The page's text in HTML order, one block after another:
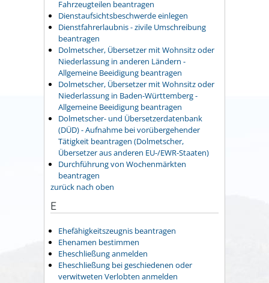
Fahrzeugteilen beantragen
Dienstaufsichtsbeschwerde einlegen
Dienstfahrerlaubnis - zivile Umschreibung
beantragen
Dolmetscher, Übersetzer mit Wohnsitz oder
Niederlassung in anderen Ländern -
Allgemeine Beeidigung beantragen
Dolmetscher, Übersetzer mit Wohnsitz oder
Niederlassung in Baden-Württemberg -
Allgemeine Beeidigung beantragen
Dolmetscher- und Übersetzerdatenbank
(DÜD) - Aufnahme bei vorübergehender
Tätigkeit beantragen (Dolmetscher,
Übersetzer aus anderen EU-/EWR-Staaten)
Durchführung von Wochenmärkten
beantragen
zurück nach oben
E
Ehefähigkeitszeugnis beantragen
Ehenamen bestimmen
Eheschließung anmelden
Eheschließung bei geschiedenen oder
verwitweten Verlobten anmelden